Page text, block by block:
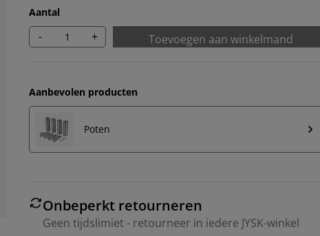
Aantal
- + Toevoegen aan winkelmand
Aanbevolen producten
Poten
Onbeperkt retourneren
Geen tijdslimiet - retourneer in iedere JYSK-winkel